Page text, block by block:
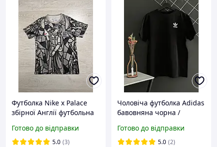
Футболка Nike x Palace
збірної Англії футбольна
колаборація з Пелес
Англія на чемпіонат світу
Готово до відправки
5.0 (3)
Чоловіча футболка Adidas
бавовняна чорна /
кольору
Готово до відправки
5.0 (2)